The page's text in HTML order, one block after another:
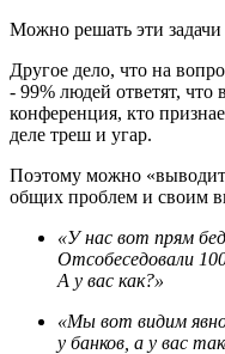
Можно решать эти
Другое дело, что на
- 99% людей ответят, что
конференция, кто
деле треш и угар.
Поэтому можно
общих проблем и своим
«У нас вот прям
Отсобеседовали
А у вас как?»
«Мы вот видим
у банков, а у вас